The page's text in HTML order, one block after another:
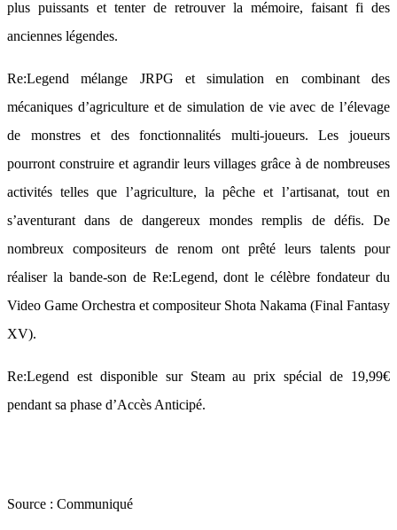
plus puissants et tenter de retrouver la mémoire, faisant fi des
anciennes légendes.
Re:Legend mélange JRPG et simulation en combinant des
mécaniques d’agriculture et de simulation de vie avec de l’élevage
de monstres et des fonctionnalités multi-joueurs. Les joueurs
pourront construire et agrandir leurs villages grâce à de nombreuses
activités telles que l’agriculture, la pêche et l’artisanat, tout en
s’aventurant dans de dangereux mondes remplis de défis. De
nombreux compositeurs de renom ont prêté leurs talents pour
réaliser la bande-son de Re:Legend, dont le célèbre fondateur du
Video Game Orchestra et compositeur Shota Nakama (Final Fantasy
XV).
Re:Legend est disponible sur Steam au prix spécial de 19,99€
pendant sa phase d’Accès Anticipé.
Source : Communiqué